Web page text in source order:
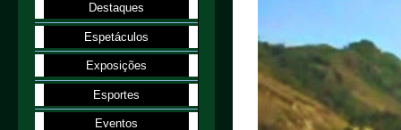
Destaques
Espetáculos
Exposições
Esportes
Eventos